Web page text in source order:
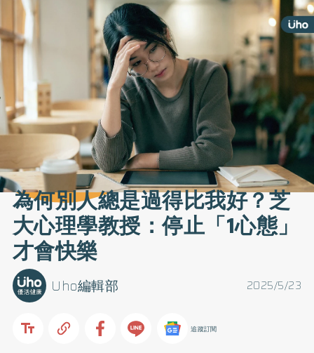
為何別人總是過得比我好？芝
大心理學教授：停止「1心態」
才會快樂
2025/5/23
Uho編輯部
追蹤訂閱